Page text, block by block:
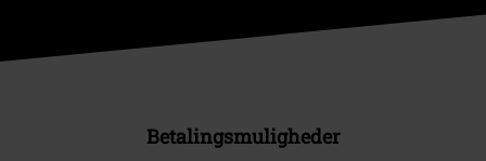
Betalingsmuligheder